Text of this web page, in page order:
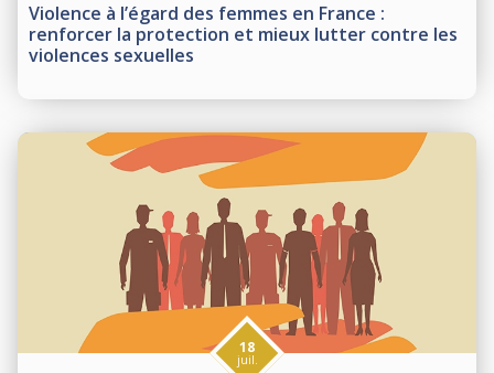
Violence à l’égard des femmes en France :
renforcer la protection et mieux lutter contre les
violences sexuelles
18
juil.